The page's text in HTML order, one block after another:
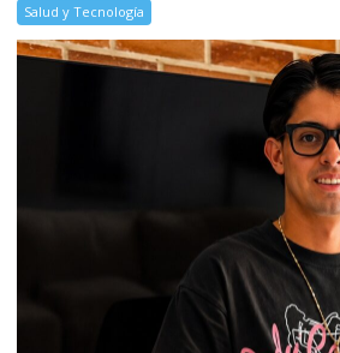
Salud y Tecnología